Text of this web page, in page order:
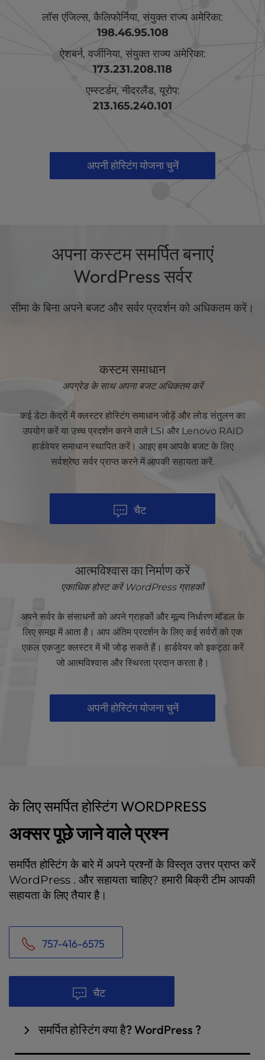
लॉस एंजिल्स, कैलिफोर्निया, संयुक्त राज्य अमेरिका:
198.46.95.108
ऐशबर्न, वर्जीनिया, संयुक्त राज्य अमेरिका:
173.231.208.118
एम्स्टर्डम, नीदरलैंड, यूरोप:
213.165.240.101
अपनी होस्टिंग योजना चुनें
अपना कस्टम समर्पित बनाएं
WordPress सर्वर
सीमा के बिना अपने बजट और सर्वर प्रदर्शन को अधिकतम करें।
कस्टम समाधान
अपग्रेड के साथ अपना बजट अधिकतम करें
कई डेटा केंद्रों में क्लस्टर होस्टिंग समाधान जोड़ें और लोड संतुलन का
उपयोग करें या उच्च प्रदर्शन करने वाले LSI और Lenovo RAID
हार्डवेयर समाधान स्थापित करें। आइए हम आपके बजट के लिए
सर्वश्रेष्ठ सर्वर प्राप्त करने में आपकी सहायता करें.
चैट
आत्मविश्वास का निर्माण करें
एकाधिक होस्ट करें WordPress ग्राहकों
अपने सर्वर के संसाधनों को अपने ग्राहकों और मूल्य निर्धारण मॉडल के
लिए समझ में आता है। आप अंतिम प्रदर्शन के लिए कई सर्वरों को एक
एकल एकजुट क्लस्टर में भी जोड़ सकते हैं। हार्डवेयर को इकट्ठा करें
जो आत्मविश्वास और स्थिरता प्रदान करता है।
अपनी होस्टिंग योजना चुनें
के लिए समर्पित होस्टिंग WORDPRESS
अक्सर पूछे जाने वाले प्रश्न
समर्पित होस्टिंग के बारे में अपने प्रश्नों के विस्तृत उत्तर प्राप्त करें
WordPress . और सहायता चाहिए? हमारी बिक्री टीम आपकी
सहायता के लिए तैयार है।
757-416-6575
चैट
समर्पित होस्टिंग क्या है? WordPress ?
के लिए समर्पित होस्टिंग WordPress पर InMotion